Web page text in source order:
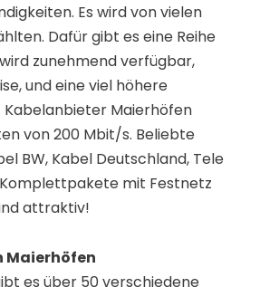
Es wird von vielen
Dafür gibt es eine Reihe
zunehmend verfügbar,
und eine viel höhere
Kabelanbieter Maierhöfen
von 200 Mbit/s. Beliebte
BW, Kabel Deutschland, Tele
mit Festnetz
attraktiv!
Maierhöfen
es über 50 verschiedene